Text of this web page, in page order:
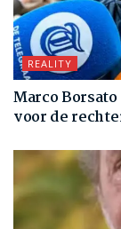
REALITY
Marco
voor de